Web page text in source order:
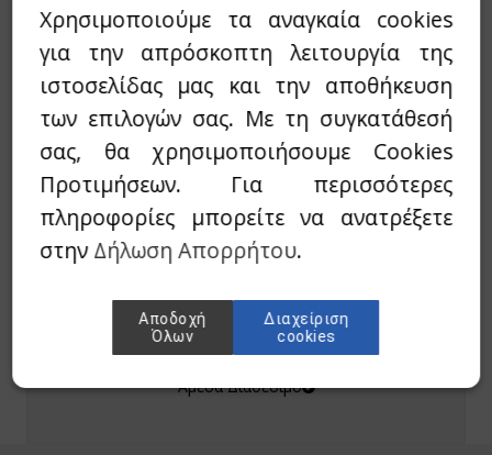
μπιζέλι
σπιρουλίνα
Triphala
Fenugreek
KANNABIO
MASSAGE OIL - ΕΛΑΙΟ ΜΑΣΑΖ (CBD 1000mg)
150ml
31,90€ 27,10€
Άμεσα Διαθέσιμο
TERRA NOVA
Smooth Synergy 50 κάψουλες
41,20€ 32,96€
Άμεσα Διαθέσιμο
Χρησιμοποιούμε τα αναγκαία cookies
για την απρόσκοπτη λειτουργία της
ιστοσελίδας μας και την αποθήκευση
των επιλογών σας. Με τη συγκατάθεσή
σας, θα χρησιμοποιήσουμε Cookies
Προτιμήσεων. Για περισσότερες
πληροφορίες μπορείτε να ανατρέξετε
στηνΔήλωση Απορρήτου.
Αποδοχή
Όλων
Διαχείριση
cookies